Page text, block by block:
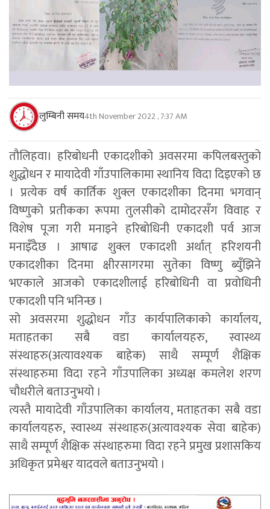
लुम्बिनी समय4th November 2022 , 7:37 AM
तौलिहवा। हरिबोधनी एकादशीको अवसरमा कपिलबस्तुको
शुद्धोधन र मायादेवी गाँउपालिकामा स्थानिय विदा दिइएको छ
। प्रत्येक वर्ष कार्तिक शुक्ल एकादशीका दिनमा भगवान्
विष्णुको प्रतीकका रूपमा तुलसीको दामोदरसँग विवाह र
विशेष पूजा गरी मनाइने हरिबोधिनी एकादशी पर्व आज
मनाइँदैछ । आषाढ शुक्ल एकादशी अर्थात् हरिशयनी
एकादशीका दिनमा क्षीरसागरमा सुतेका विष्णु ब्युँझिने
भएकाले आजको एकादशीलाई हरिबोधिनी वा प्रवोधिनी
एकादशी पनि भनिन्छ ।
सो अवसरमा शुद्धोधन गाँउ कार्यपालिकाको कार्यालय,
मताहतका सबै वडा कार्यालयहरु, स्वास्थ्य
संस्थाहरु(अत्यावश्यक बाहेक) साथै सम्पूर्ण शैक्षिक
संस्थाहरुमा विदा रहने गाँउपालिका अध्यक्ष कमलेश शरण
चौधरीले बताउनुभयो ।
त्यस्तै मायादेवी गाँउपालिका कार्यालय, मताहतका सबै वडा
कार्यालयहरु, स्वास्थ्य संस्थाहरु(अत्यावश्यक सेवा बाहेक)
साथै सम्पूर्ण शैक्षिक संस्थाहरुमा विदा रहने प्रमुख प्रशासकिय
अधिकृत प्रमेश्वर यादवले बताउनुभयो ।